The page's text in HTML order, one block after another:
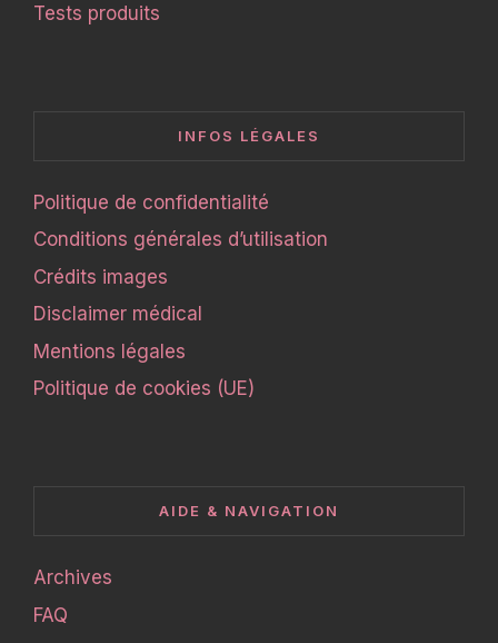
Tests produits
INFOS LÉGALES
Politique de confidentialité
Conditions générales d’utilisation
Crédits images
Disclaimer médical
Mentions légales
Politique de cookies (UE)
AIDE & NAVIGATION
Archives
FAQ